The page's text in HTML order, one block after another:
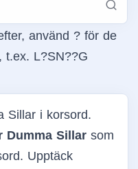
använd ? för de
t.ex. L?SN??G
Sillar i korsord.
Dumma Sillar som
Upptäck